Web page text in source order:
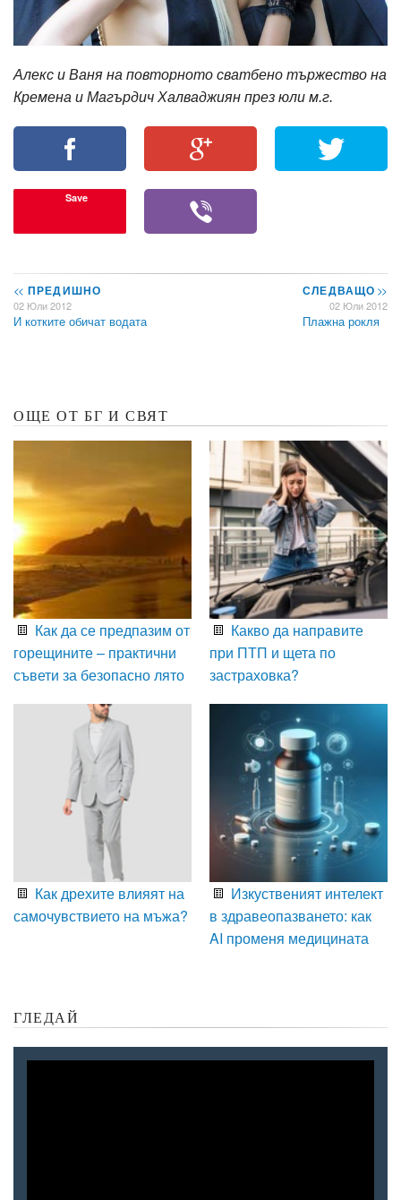
Алекс и Ваня на повторното сватбено тържество на
Кремена и Магърдич Халваджиян през юли м.г.
Save
<< ПРЕДИШНО
02 Юли 2012
И котките обичат водата
СЛЕДВАЩО>>
02 Юли 2012
Плажна рокля
ОЩЕ ОТ БГ И СВЯТ
Как да се предпазим от
горещините – практични
съвети за безопасно лято
Какво да направите
при ПТП и щета по
застраховка?
Как дрехите влияят на
самочувствието на мъжа?
Изкуственият интелект
в здравеопазването: как
AI променя медицината
ГЛЕДАЙ